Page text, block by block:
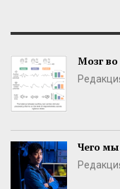
Мозг во
Чего мы